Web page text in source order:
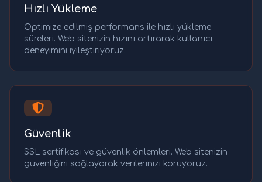
Hızlı Yükleme
Optimize edilmiş performans ile hızlı yükleme
süreleri. Web sitenizin hızını artırarak kullanıcı
deneyimini iyileştiriyoruz.
Güvenlik
SSL sertifikası ve güvenlik önlemleri. Web sitenizin
güvenliğini sağlayarak verilerinizi koruyoruz.